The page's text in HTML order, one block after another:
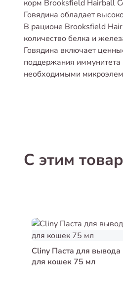
корм Brooksfield Hairball
Говядина обладает
В рационе Brooksfield
количество белка и
Говядина включает
поддержания
необходимыми
С этим
Cliny Паста для
для кошек 75 мл